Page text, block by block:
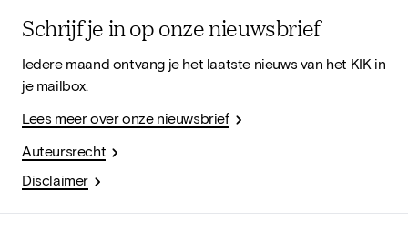
Schrijf je in op onze nieuwsbrief
Iedere maand ontvang je het laatste nieuws van het KIK in
je mailbox.
Lees meer over onze nieuwsbrief
Auteursrecht
Disclaimer